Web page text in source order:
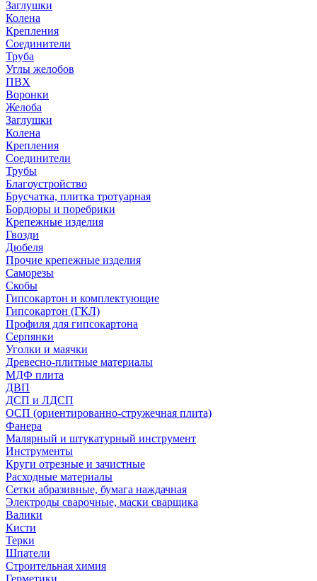
Заглушки
Колена
Крепления
Соединители
Труба
Углы желобов
ПВХ
Воронки
Желоба
Заглушки
Колена
Крепления
Соединители
Трубы
Благоустройство
Брусчатка, плитка тротуарная
Бордюры и поребрики
Крепежные изделия
Гвозди
Дюбеля
Прочие крепежные изделия
Саморезы
Скобы
Гипсокартон и комплектующие
Гипсокартон (ГКЛ)
Профиля для гипсокартона
Серпянки
Уголки и маячки
Древесно-плитные материалы
МДФ плита
ДВП
ДСП и ЛДСП
ОСП (ориентированно-стружечная плита)
Фанера
Малярный и штукатурный инструмент
Инструменты
Круги отрезные и зачистные
Расходные материалы
Сетки абразивные, бумага наждачная
Электроды сварочные, маски сварщика
Валики
Кисти
Терки
Шпатели
Строительная химия
Герметики